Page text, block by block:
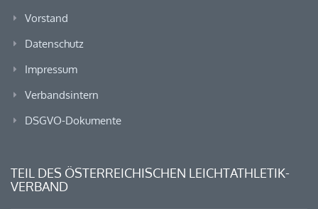
Vorstand
Datenschutz
Impressum
Verbandsintern
DSGVO-Dokumente
TEIL DES ÖSTERREICHISCHEN LEICHTATHLETIK-
VERBAND